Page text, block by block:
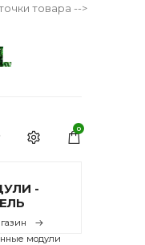
товара -->
0
-
модули